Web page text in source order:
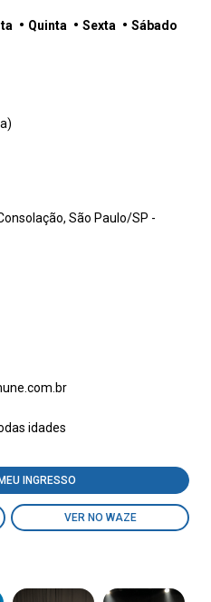
Quinta Sexta
Sábado
São Paulo/SP -
idades
INGRESSO
VER NO WAZE